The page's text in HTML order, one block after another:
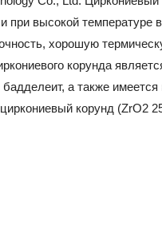
при высокой
хорошую
корунда
а также
корунд (ZrO2